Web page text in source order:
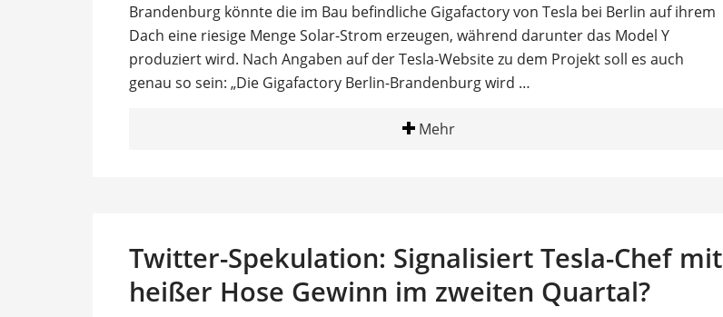
Brandenburg könnte die im Bau befindliche Gigafactory von Tesla bei Berlin auf ihrem
Dach eine riesige Menge Solar-Strom erzeugen, während darunter das Model Y
produziert wird. Nach Angaben auf der Tesla-Website zu dem Projekt soll es auch
genau so sein: „Die Gigafactory Berlin-Brandenburg wird …
Mehr
Twitter-Spekulation: Signalisiert Tesla-Chef mit
heißer Hose Gewinn im zweiten Quartal?